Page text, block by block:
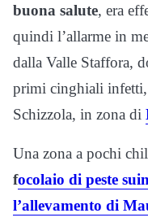
buona salute, era
quindi l’allarme in
dalla Valle Staffora,
primi cinghiali infetti,
Schizzola, in zona di
Una zona a pochi
focolaio di peste
l’allevamento di